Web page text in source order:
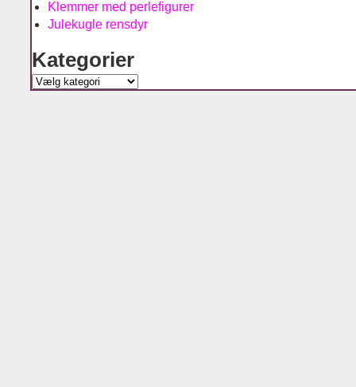
Klemmer med perlefigurer
Julekugle rensdyr
Kategorier
Kategorier